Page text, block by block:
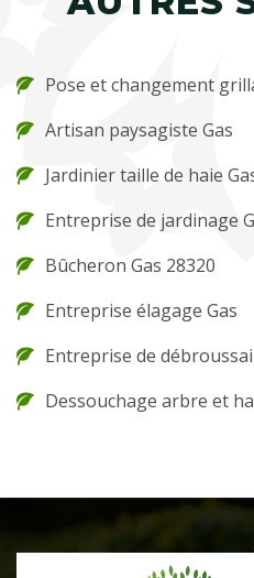
Pose et changement
Artisan paysagiste Gas
Jardinier taille de haie
Entreprise de jardinage
Bûcheron Gas 28320
Entreprise élagage Gas
Entreprise de
Dessouchage arbre et